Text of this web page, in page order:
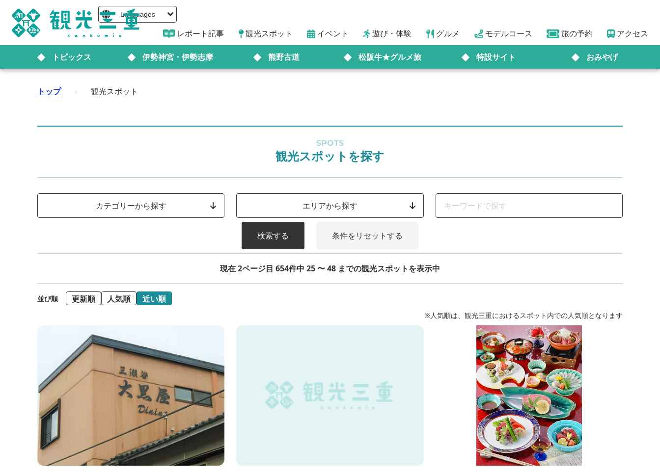
Languages
レポート記事 観光スポット イベント 遊び・体験 グルメ モデルコース 旅の予約 アクセス
トピックス 伊勢神宮・伊勢志摩 熊野古道 松阪牛★グルメ旅 特設サイト おみやげ
トップ › 観光スポット
SPOTS
観光スポットを探す
カテゴリーから探す エリアから探す
検索する 条件をリセットする
現在 2ページ目 654件中 25 〜 48 までの観光スポットを表示中
並び順 更新順 人気順 近い順
※人気順は、観光三重におけるスポット内での人気順となります